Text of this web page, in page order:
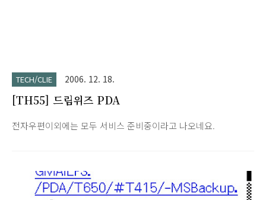
TECH/CLIE 2006. 12. 18.
[TH55] 드림위즈 PDA
전자우편이외에는 모두 서비스 준비중이라고 나오네요.